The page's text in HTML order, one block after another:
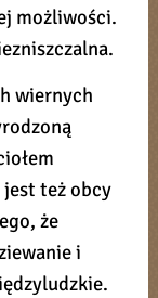
możliwości.
wiernych
też obcy
że
i